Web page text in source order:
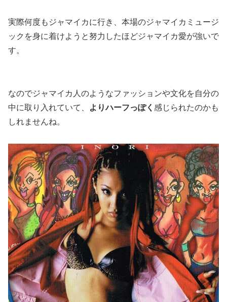
実際何度もジャマイカに行き、本場のジャマイカミュージ
ックを身に着けようと努力したほどジャマイカ愛が強いで
す。
なのでジャマイカ人のようなファッションや文化を自分の
中に取り入れていて、
よりハーフっぽく 感じられたのかも
しれませんね。